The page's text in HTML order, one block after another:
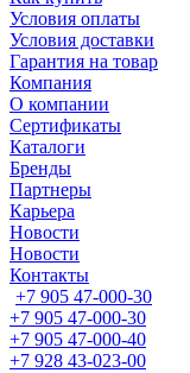
Условия оплаты
Условия доставки
Гарантия на товар
Компания
О компании
Сертификаты
Каталоги
Бренды
Партнеры
Карьера
Новости
Новости
Контакты
+7 905 47-000-30
+7 905 47-000-30
+7 905 47-000-40
+7 928 43-023-00